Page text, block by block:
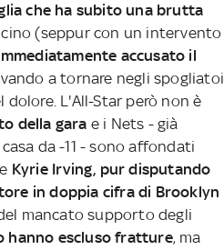
che ha subito una brutta
(seppur con un intervento
accusato il
a tornare negli spogliatoi
L'All-Star però non è
della gara e i Nets - già
da -11 - sono affondati
Kyrie Irving, pur disputando
in doppia cifra di Brooklyn
mancato supporto degli
hanno escluso fratture, ma